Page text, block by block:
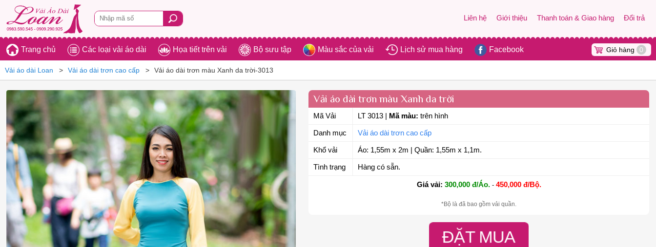
Liên hệ Giới thiệu Thanh toán & Giao hàng Đổi trả
Trang chủ Các loại vải áo dài Họa tiết trên vải Bộ sưu tập Màu sắc của vải Lịch sử mua hàng Facebook Giỏ hàng 0
Vải áo dài Loan Vải áo dài trơn cao cấp Vải áo dài trơn màu Xanh da trời-3013
Vải áo dài trơn màu Xanh da trời
Mã Vải LT 3013 Mã màu: trên hình
Danh mục Vải áo dài trơn cao cấp
Khổ vải Áo: 1,55m x 2m | Quần: 1,55m x 1,1m.
Tình trạng Hàng có sẵn.
Giá vải: 300,000 đ/Áo.- 450,000 đ/Bộ.
*Bộ là đã bao gồm vải quần.
ĐẶT MUA